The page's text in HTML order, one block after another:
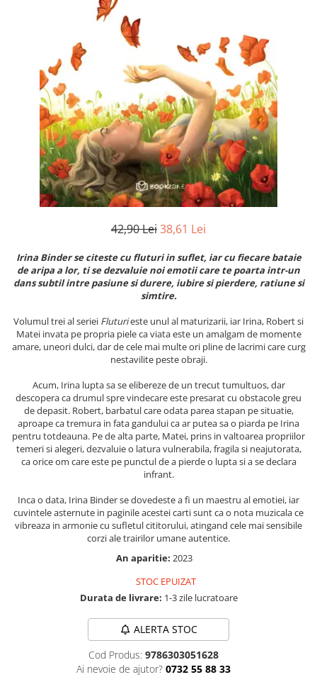
Crestinism
ScienceConnection
SelfConnect
SelfHealing
Vindecare Spirituala
Teatru
Teens Book Club
Instrumente si Truse Geometrie
Calculator
Consumabile & Accesorii
COLOREAZA CU PRIETENII
Pot desena minunat
Sa coloram cu Nicol
Carti educative
Codul copiilor de succes
Copii 0-7 ani
Clubul Premiantilor
Super pitici 2-5 ani
Culegeri Auxiliare
Dezvoltare personala
Kids Book Club
Elevi de 10 plus
Lecturi Scolare
Ma pregatesc pentru scoala
Manuale - Carte Scolara
Clasa a II-a
Clasa a III-a
Clasa a V-a
Clasa a VI-a
Clasa a VII-a
Povesti - Basme - Legende
Puzzle 3D Lemn
42,90 Lei38,61 Lei
Irina Binder se citeste cu fluturi in suflet, iar cu fiecare bataie
de aripa a lor, ti se dezvaluie noi emotii care te poarta intr-un
dans subtil intre pasiune si durere, iubire si pierdere, ratiune si
simtire.
Volumul trei al seriei Fluturieste unul al maturizarii, iar Irina, Robert si
Matei invata pe propria piele ca viata este un amalgam de momente
amare, uneori dulci, dar de cele mai multe ori pline de lacrimi care curg
nestavilite peste obraji.
Acum, Irina lupta sa se elibereze de un trecut tumultuos, dar
descopera ca drumul spre vindecare este presarat cu obstacole greu
de depasit. Robert, barbatul care odata parea stapan pe situatie,
aproape ca tremura in fata gandului ca ar putea sa o piarda pe Irina
pentru totdeauna. Pe de alta parte, Matei, prins in valtoarea propriilor
temeri si alegeri, dezvaluie o latura vulnerabila, fragila si neajutorata,
ca orice om care este pe punctul de a pierde o lupta si a se declara
infrant.
Inca o data, Irina Binder se dovedeste a fi un maestru al emotiei, iar
cuvintele asternute in paginile acestei carti sunt ca o nota muzicala ce
vibreaza in armonie cu sufletul cititorului, atingand cele mai sensibile
corzi ale trairilor umane autentice.
An aparitie: 2023
STOC EPUIZAT
Durata de livrare: 1-3 zile lucratoare
ALERTA STOC
Cod Produs: 9786303051628
Ai nevoie de ajutor? 0732 55 88 33